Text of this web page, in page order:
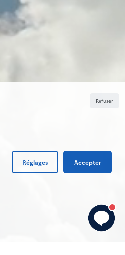
Refuser
Accepter
Réglages